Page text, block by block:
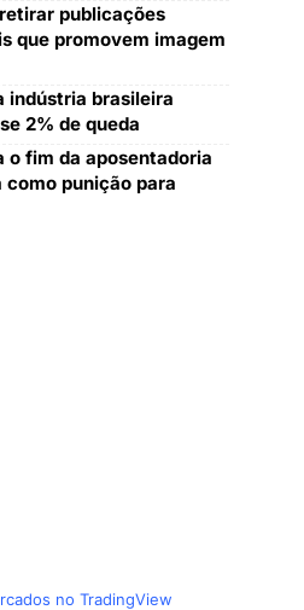
publicações
que promovem imagem
indústria brasileira
2% de queda
o fim da aposentadoria
como punição para
no TradingView